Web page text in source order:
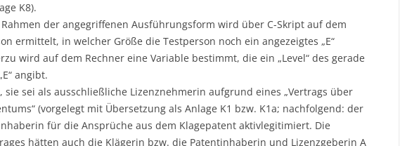
K8).
der angegriffenen Ausführungsform wird über C-Skript auf dem
ermittelt, in welcher Größe die Testperson noch ein angezeigtes „E“
wird auf dem Rechner eine Variable bestimmt, die ein „Level“ des gerade
angibt.
sie sei als ausschließliche Lizenznehmerin aufgrund eines „Vertrags über
(vorgelegt mit Übersetzung als Anlage K1 bzw. K1a; nachfolgend: der
für die Ansprüche aus dem Klagepatent aktivlegitimiert. Die
hätten auch die Klägerin bzw. die Patentinhaberin und Lizenzgeberin A